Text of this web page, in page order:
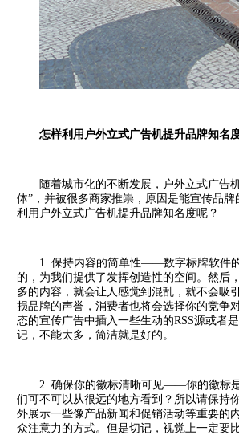
怎样利用户外立式广告机提升品牌知名
随着城市化的不断发展，户外立式广告
体”，并被很多商家推崇，原因是能宣传品牌
利用户外立式广告机提升品牌知名度呢？
1. 保持内容的简单性——数字标牌软件
的，为我们提供了发挥创造性的空间。然后
多的内容，就会让人感觉到混乱，就不会吸
损品牌的声誉，消费者也将会选择你的竞争
态的宣传广告中插入一些生动的RSS源或者
记，不能太多，简洁就是好的。
2. 确保你的徽标清晰可见——你的徽标
们可不可以从很远的地方看到 ？所以请保持
外展示一些像产品新闻和促销活动等重要的
众注意力的方式。但是切记，视觉上一定要